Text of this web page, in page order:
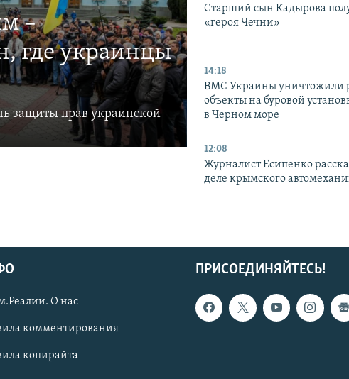
–
где украинцы
защиты прав украинской
Старший сын Кадырова
«героя Чечни»
14:18
ВМС Украины уничтожили
объекты на буровой
в Черном море
12:08
Журналист Есипенко
деле крымского
ПРИСОЕДИНЯЙТЕСЬ!
О нас
комментирования
копирайта